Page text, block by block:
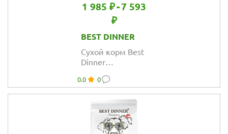
1 985 ₽-7 593
₽
BEST DINNER
Сухой корм Best
Dinner
Small & Mini для
собак мелких
пород, белая
рыба и киноа
0.0 0